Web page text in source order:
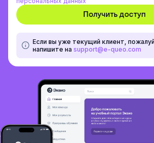
Если вы уже текущий клиент,
напишите на support@e-queo.com